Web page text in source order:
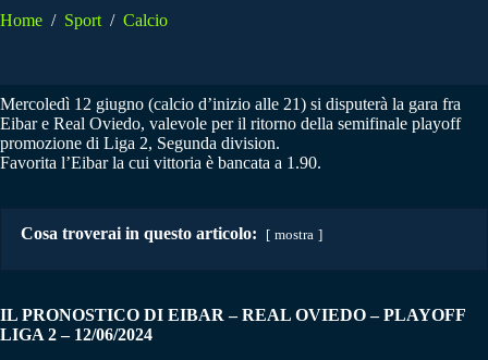
Home / Sport / Calcio
Mercoledì 12 giugno (calcio d’inizio alle 21) si disputerà la gara fra
Eibar e Real Oviedo, valevole per il ritorno della semifinale playoff
promozione di Liga 2, Segunda division.
Favorita l’Eibar la cui vittoria è bancata a 1.90.
Cosa troverai in questo articolo: mostra
IL PRONOSTICO DI EIBAR – REAL OVIEDO – PLAYOFF
LIGA 2 – 12/06/2024